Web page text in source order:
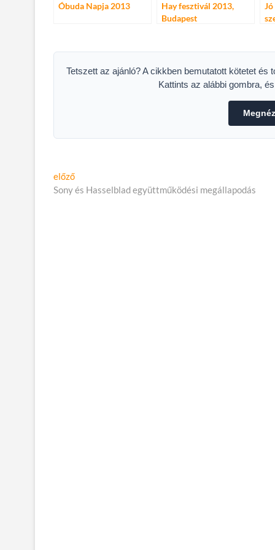
Óbuda Napja 2013
Hay fesztivál 2013,
Budapest
Jó
Tetszett az ajánló? A cikkben bemutatott kötetet és
Kattints az alábbi gombra,
Bejegyzés
navigáció
előzőElőző
cikk:
Sony és Hasselblad együttműködési megállapodás